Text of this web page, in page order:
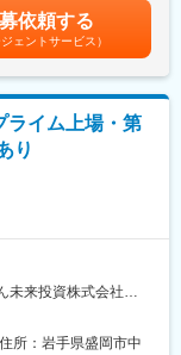
る拠点
行は「地域社会の発
理念を掲げ、東証プ
行です。
、企業の変化を通じ
社：
題の解決支援を目的
ます。行内研修とし
施するとともに、行
自己啓発支援施策と
専門学校等へのスク
レンジプログラム」
ップを支援していま
下する可能性があり
す。
依頼する
ジェントサービス）
ライム上場・第
り
未来投資株式会社へ
所：岩手県盛岡市中